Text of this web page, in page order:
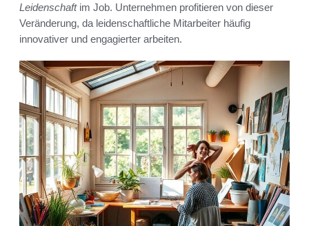
Leidenschaftim Job. Unternehmen profitieren von dieser
Veränderung, da leidenschaftliche Mitarbeiter häufig
innovativer und engagierter arbeiten.